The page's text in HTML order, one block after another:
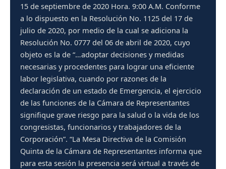
15 de septiembre de 2020 Hora. 9:00 A.M. Conforme
a lo dispuesto en la Resolución No. 1125 del 17 de
julio de 2020, por medio de la cual se adiciona la
Resolución No. 0777 del 06 de abril de 2020, cuyo
objeto es la de “…adoptar decisiones y medidas
necesarias y procedentes para lograr una eficiente
labor legislativa, cuando por razones de la
declaración de un estado de Emergencia, el ejercicio
de las funciones de la Cámara de Representantes
signifique grave riesgo para la salud o la vida de los
congresistas, funcionarios y trabajadores de la
Corporación”. “La Mesa Directiva de la Comisión
Quinta de la Cámara de Representantes informa que
para esta sesión la presencia será virtual a través de